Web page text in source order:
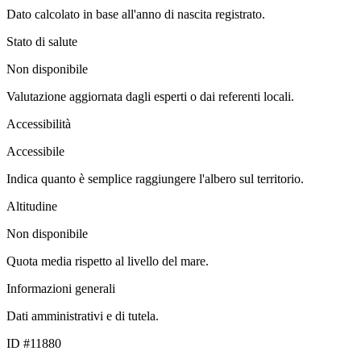
Dato calcolato in base all'anno di nascita registrato.
Stato di salute
Non disponibile
Valutazione aggiornata dagli esperti o dai referenti locali.
Accessibilità
Accessibile
Indica quanto è semplice raggiungere l'albero sul territorio.
Altitudine
Non disponibile
Quota media rispetto al livello del mare.
Informazioni generali
Dati amministrativi e di tutela.
ID #11880